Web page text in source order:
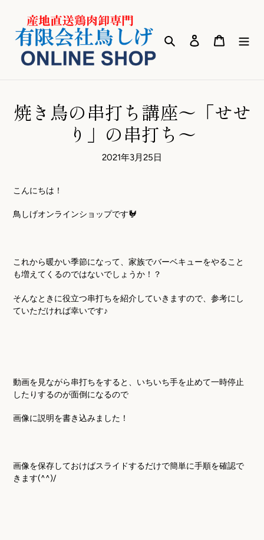
検索 ログインカート
焼き鳥の串打ち講座～「せせ
り」の串打ち～
2021年3月25日
こんにちは！
鳥しげオンラインショップです🐓
これから暖かい季節になって、家族でバーベキューをやること
も増えてくるのではないでしょうか！？
そんなときに役立つ串打ちを紹介していきますので、参考にし
ていただければ幸いです♪
動画を見ながら串打ちをすると、いちいち手を止めて一時停止
したりするのが面倒になるので
画像に説明を書き込みました！
画像を保存しておけばスライドするだけで簡単に手順を確認で
きます(^^)/